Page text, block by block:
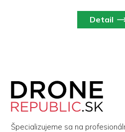
Detail
Špecializujeme sa na